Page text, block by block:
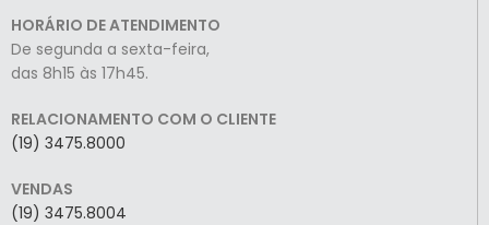
HORÁRIO DE ATENDIMENTO
De segunda a sexta-feira,
das 8h15 às 17h45.
RELACIONAMENTO COM O CLIENTE
(19) 3475.8000
VENDAS
(19) 3475.8004